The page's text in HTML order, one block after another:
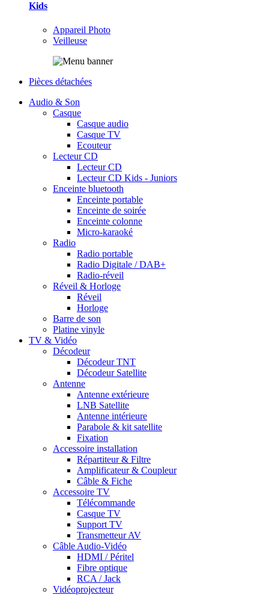
Kids
Appareil Photo
Veilleuse
Pièces détachées
Audio & Son
Casque
Casque audio
Casque TV
Ecouteur
Lecteur CD
Lecteur CD
Lecteur CD Kids - Juniors
Enceinte bluetooth
Enceinte portable
Enceinte de soirée
Enceinte colonne
Micro-karaoké
Radio
Radio portable
Radio Digitale / DAB+
Radio-réveil
Réveil & Horloge
Réveil
Horloge
Barre de son
Platine vinyle
TV & Vidéo
Décodeur
Décodeur TNT
Décodeur Satellite
Antenne
Antenne extérieure
LNB Satellite
Antenne intérieure
Parabole & kit satellite
Fixation
Accessoire installation
Répartiteur & Filtre
Amplificateur & Coupleur
Câble & Fiche
Accessoire TV
Télécommande
Casque TV
Support TV
Transmetteur AV
Câble Audio-Vidéo
HDMI / Péritel
Fibre optique
RCA / Jack
Vidéoprojecteur